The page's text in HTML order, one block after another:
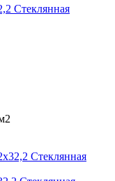
Стеклянная